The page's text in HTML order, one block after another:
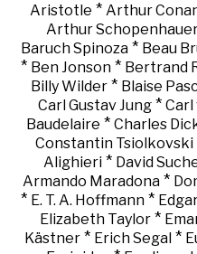
Aristotle * Arthur
Arthur
Baruch Spinoza * Beau
* Ben Jonson* Bertrand
Billy Wilder* Blaise
Carl Gustav Jung * Carl
Baudelaire * Charles
Constantin Tsiolkovski
Alighieri* David
Armando Maradona*
* E. T. A. Hoffmann *
Elizabeth Taylor *
Kästner * Erich Segal *